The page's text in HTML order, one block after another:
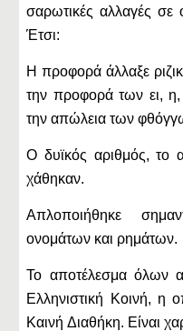
σαρωτικές αλλαγές
Έτσι:
Η προφορά άλλαξε
την προφορά των ει, η,
την απώλεια των
Ο δυϊκός αριθμός, το
χάθηκαν.
Απλοποιήθηκε
ονομάτων και ρημάτων.
Το αποτέλεσμα όλων
Ελληνιστική Κοινή, η
Καινή Διαθήκη. Είναι